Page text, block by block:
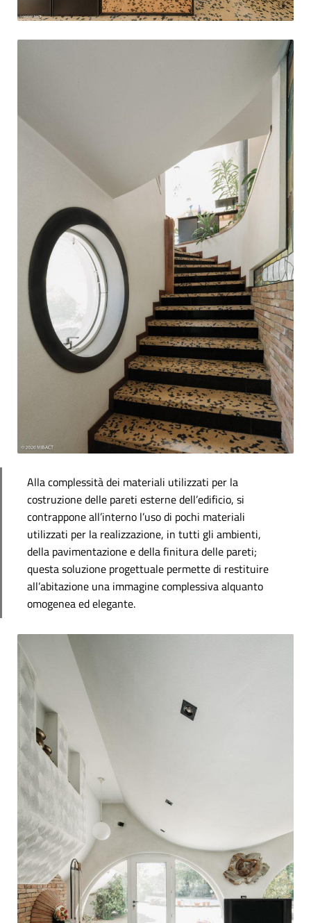
Alla complessità dei materiali utilizzati per la
costruzione delle pareti esterne dell’edificio, si
contrappone all’interno l’uso di pochi materiali
utilizzati per la realizzazione, in tutti gli ambienti,
della pavimentazione e della finitura delle pareti;
questa soluzione progettuale permette di restituire
all’abitazione una immagine complessiva alquanto
omogenea ed elegante.